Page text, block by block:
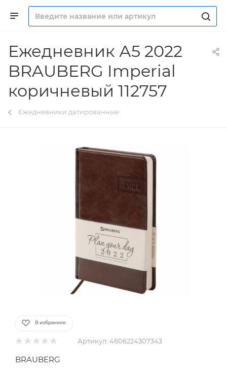
Ежедневник А5 2022
BRAUBERG Imperial
коричневый 112757
Ежедневники датированные
В избранное
Артикул: 4606224307343
BRAUBERG